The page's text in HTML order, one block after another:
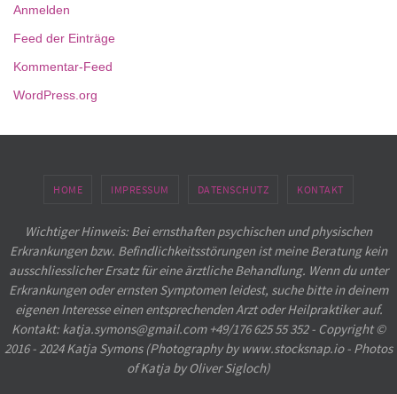
Anmelden
Feed der Einträge
Kommentar-Feed
WordPress.org
HOME IMPRESSUM DATENSCHUTZ KONTAKT
Wichtiger Hinweis: Bei ernsthaften psychischen und physischen
Erkrankungen bzw. Befindlichkeitsstörungen ist meine Beratung kein
ausschliesslicher Ersatz für eine ärztliche Behandlung. Wenn du unter
Erkrankungen oder ernsten Symptomen leidest, suche bitte in deinem
eigenen Interesse einen entsprechenden Arzt oder Heilpraktiker auf.
Kontakt: katja.symons@gmail.com +49/176 625 55 352 - Copyright ©
2016 - 2024 Katja Symons (Photography by www.stocksnap.io - Photos
of Katja by Oliver Sigloch)